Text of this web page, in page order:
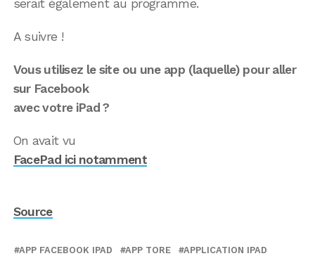
serait également au programme.
A suivre !
Vous utilisez le site ou une app (laquelle) pour aller
sur Facebook
avec votre iPad ?
On avait vu
FacePad ici notamment
Source
APP FACEBOOK IPAD APP TORE
APPLICATION IPAD